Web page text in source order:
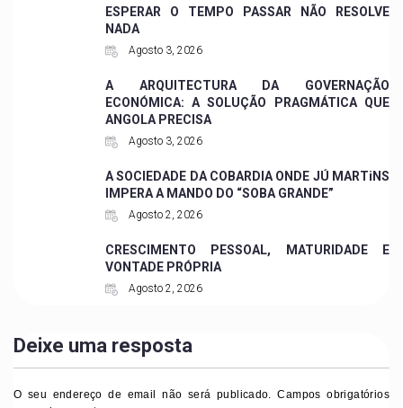
ESPERAR O TEMPO PASSAR NÃO RESOLVE
NADA
Agosto 3, 2026
A ARQUITECTURA DA GOVERNAÇÃO
ECONÓMICA: A SOLUÇÃO PRAGMÁTICA QUE
ANGOLA PRECISA
Agosto 3, 2026
A SOCIEDADE DA COBARDIA ONDE JÚ MARTiNS
IMPERA A MANDO DO “SOBA GRANDE”
Agosto 2, 2026
CRESCIMENTO PESSOAL, MATURIDADE E
VONTADE PRÓPRIA
Agosto 2, 2026
Deixe uma resposta
O seu endereço de email não será publicado.
Campos obrigatórios